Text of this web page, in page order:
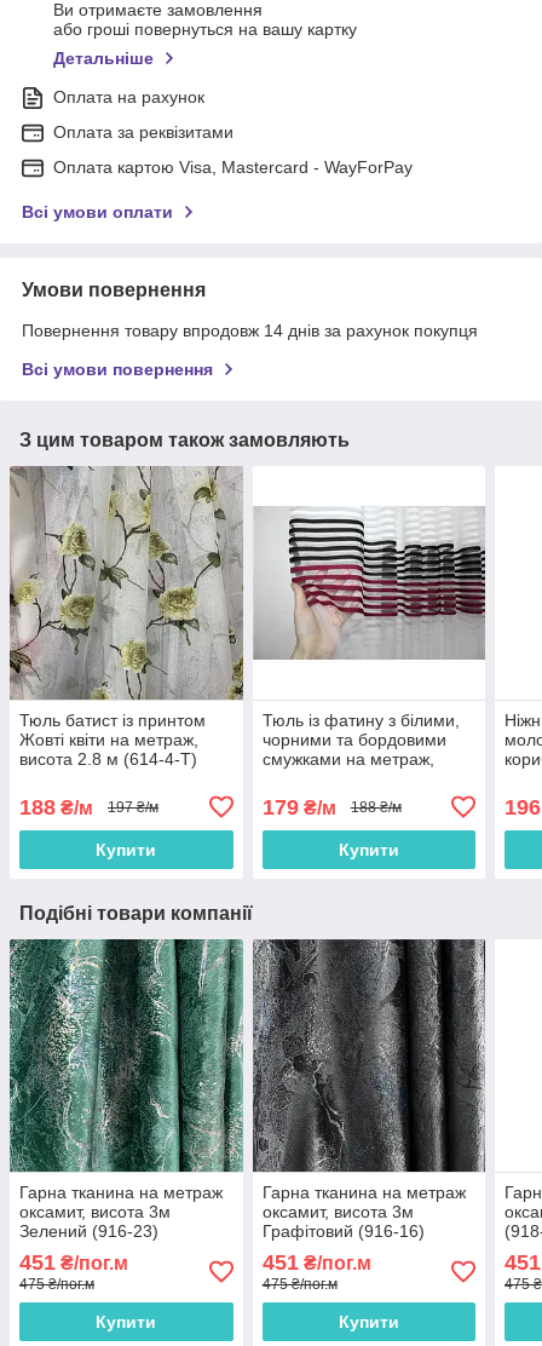
Ви отримаєте замовлення
або гроші повернуться на вашу картку
Детальніше
Оплата на рахунок
Оплата за реквізитами
Оплата картою Visa, Mastercard - WayForPay
Всі умови оплати
Умови повернення
Повернення товару впродовж 14 днів за рахунок покупця
Всі умови повернення
З цим товаром також замовляють
Тюль батист із принтом
Жовті квіти на метраж,
висота 2.8 м (614-4-T)
188 ₴/м 197 ₴/м
Купити
Тюль із фатину з білими,
чорними та бордовими
смужками на метраж,
BORDO)
179₴/м 188 ₴/м
Купити
196
Подібні товари компанії
Гарна тканина на метраж
оксамит, висота 3м
Зелений (916-23)
451 ₴/пог.м
475 ₴/пог.м
Купити
Гарна тканина на метраж
оксамит, висота 3м
Графітовий (916-16)
451₴/пог.м
475 ₴/пог.м
Купити
451
475